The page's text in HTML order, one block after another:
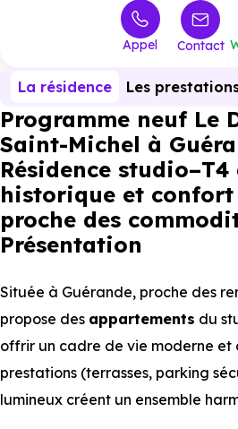
Appel Contact
La résidence Les
Programme neuf Le
Saint-Michel à
Résidence
historique et
proche des
Présentation
Située à Guérande, proche des
propose des appartements du
offrir un cadre de vie moderne et
prestations (terrasses, parking
lumineux créent un ensemble